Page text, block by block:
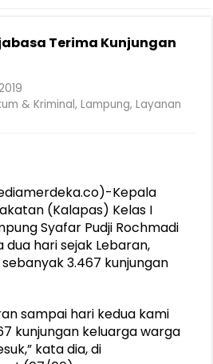
Korban Kebakaran KM Mutiara
dan Mobilitas Masyarakat,
Polri Ajak Masyarakat Akhiri Lawan
Perkuat Sinergi Keselamatan Lalu
Terima Kunjungan
& Kriminal,Lampung,Layanan
Kepala
(Kalapas) Kelas I
Syafar Pudji Rochmadi
hari sejak Lebaran,
3.467 kunjungan
sampai hari kedua kami
kunjungan keluarga warga
kata dia, di